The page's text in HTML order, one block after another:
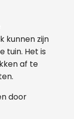
kunnen zijn
tuin. Het is
af te